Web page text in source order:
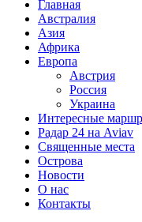
Главная
Австралия
Азия
Африка
Европа
Австрия
Россия
Украина
Интересные
Радар 24 на Aviav
Священные места
Острова
Новости
О нас
Контакты